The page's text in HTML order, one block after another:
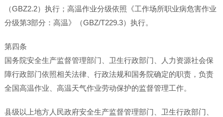
（GBZ2.2）执行；高温作业分级依照《工作场所职业病危害作业
分级第3部分：高温》（GBZ/T229.3）执行。
第四条
国务院安全生产监督管理部门、卫生行政部门、人力资源社会保
障行政部门依照相关法律、行政法规和国务院确定的职责，负责
全国高温作业、高温天气作业劳动保护的监督管理工作。
县级以上地方人民政府安全生产监督管理部门、卫生行政部门、